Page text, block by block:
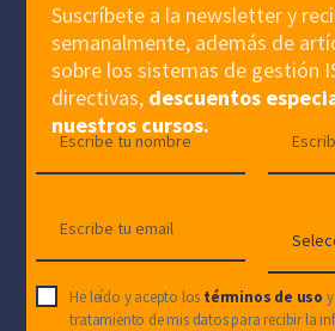
Suscríbete a la newsletter y
semanalmente, además de
sobre los sistemas de gestión
directivas, descuentos
nuestros cursos.
He leído y acepto los términos de uso
tratamiento de mis datos para recibir la